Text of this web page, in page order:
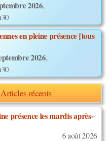
2026,
en pleine présence [tous
2026,
Articles récents
présence les mardis après-
6 août 2026